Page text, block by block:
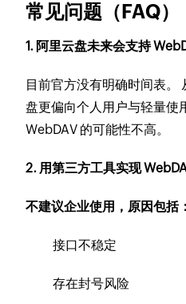
常见问题（FAQ）
1. 阿里云盘未来会支持
目前官方没有明确时间表。
盘更偏向个人用户与轻量使
WebDAV 的可能性不高。
2. 用第三方工具实现
不建议企业使用，原因包括：
接口不稳定
存在封号风险